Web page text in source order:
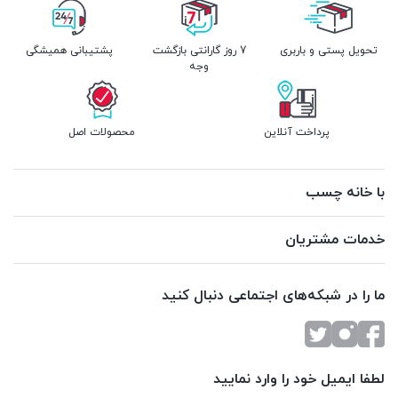
تحویل پستی و باربری
7 روز گارانتی بازگشت
وجه
پشتیبانی همیشگی
پرداخت آنلاین محصولات اصل
با خانه چسب
خدمات مشتریان
ما را در شبکه‌های اجتماعی دنبال کنید
لطفا ایمیل خود را وارد نمایید